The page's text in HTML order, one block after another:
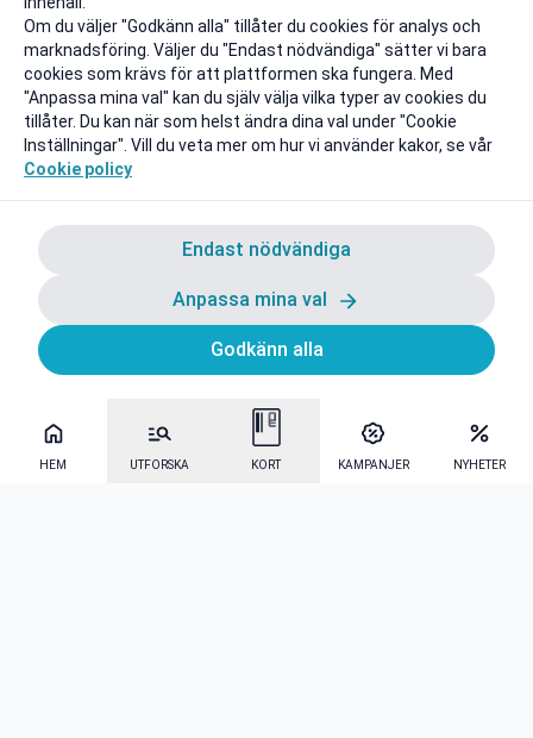
HEM UTFORSKA KORT KAMPANJER NYHETER
Om du väljer "Godkänn alla" tillåter du cookies för analys och
marknadsföring. Väljer du "Endast nödvändiga" sätter vi bara
cookies som krävs för att plattformen ska fungera. Med
"Anpassa mina val" kan du själv välja vilka typer av cookies du
tillåter. Du kan när som helst ändra dina val under "Cookie
Inställningar". Vill du veta mer om hur vi använder kakor, se vår
Cookie policy
Endast nödvändiga
Anpassa mina val
Godkänn alla